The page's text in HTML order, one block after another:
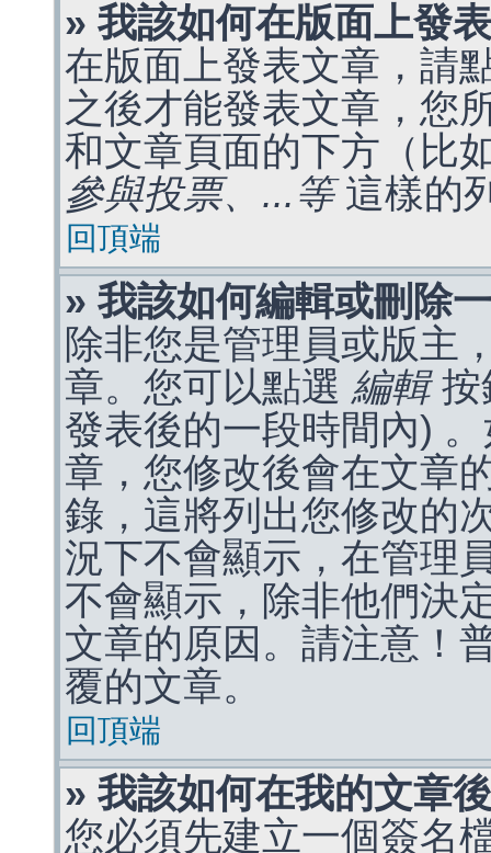
» 我該如何在版面上發
在版面上發表文章，請
之後才能發表文章，您
和文章頁面的下方（比
參與投票、...等這樣的
回頂端
» 我該如何編輯或刪除
除非您是管理員或版主
章。您可以點選 編輯按
發表後的一段時間內)
章，您修改後會在文章
錄，這將列出您修改的
況下不會顯示，在管理
不會顯示，除非他們決
文章的原因。請注意！
覆的文章。
回頂端
» 我該如何在我的文章
您必須先建立一個簽名